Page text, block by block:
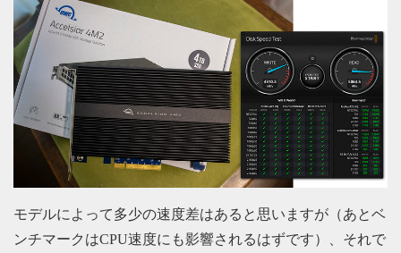
モデルによって多少の速度差はあると思いますが（あとベ
ンチマークはCPU速度にも影響されるはずです）、それで